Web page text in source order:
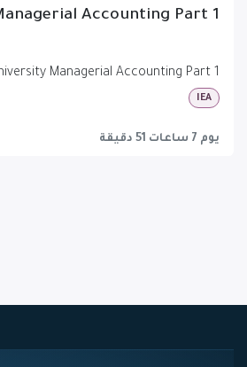
Accounting Part 1
Managerial Accounting Part 1
IEA
يوم 7 ساعات 51 دقيقة